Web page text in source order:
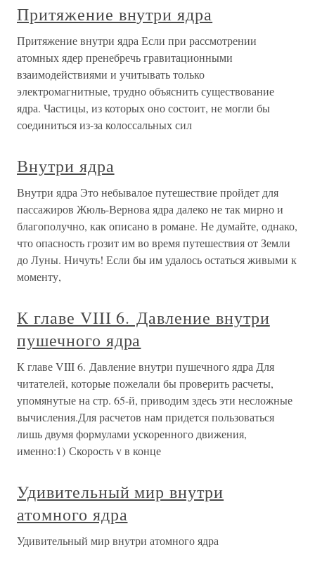
Притяжение внутри ядра
Притяжение внутри ядра Если при рассмотрении
атомных ядер пренебречь гравитационными
взаимодействиями и учитывать только
электромагнитные, трудно объяснить существование
ядра. Частицы, из которых оно состоит, не могли бы
соединиться из-за колоссальных сил
Внутри ядра
Внутри ядра Это небывалое путешествие пройдет для
пассажиров Жюль-Вернова ядра далеко не так мирно и
благополучно, как описано в романе. Не думайте, однако,
что опасность грозит им во время путешествия от Земли
до Луны. Ничуть! Если бы им удалось остаться живыми к
моменту,
К главе VIII 6. Давление внутри
пушечного ядра
К главе VIII 6. Давление внутри пушечного ядра Для
читателей, которые пожелали бы проверить расчеты,
упомянутые на стр. 65-й, приводим здесь эти несложные
вычисления.Для расчетов нам придется пользоваться
лишь двумя формулами ускоренного движения,
именно:1) Скорость v в конце
Удивительный мир внутри
атомного ядра
Удивительный мир внутри атомного ядра